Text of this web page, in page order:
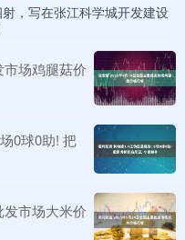
，写在张江科学城开发建设
场鸡腿菇价
0球0助! 把
市场大米价